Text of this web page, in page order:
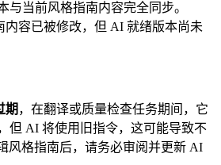
与当前风格指南内容完全同步。
内容已被修改，但 AI 就绪版本尚未
期 ，在翻译或质量检查任务期间，它
但 AI 将使用旧指令，这可能导致不
风格指南后，请务必审阅并更新 AI